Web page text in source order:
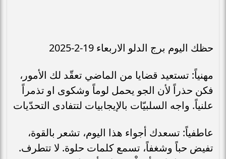
حظك اليوم برج الدلو الاربعاء 19-2-2025
مهنياً: تستعيد قضايا من الماضي تعقّد لك الأمور،
فكن حذراً لأن الجو يحمل لوماً وشكوى او تذمراً
علنياً. واجه السلبيّات بالإيجابيات لتتفادى التحدّيات
عاطفياً: تسعدك أجواء هذا اليوم، تشعر بالقوة،
تفيض حباً وشغفاً، تسمع كلمات حلوة. لا تتطرف.